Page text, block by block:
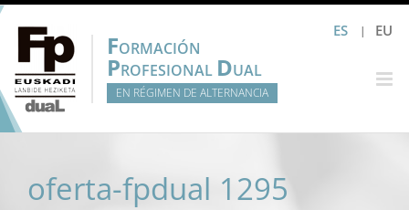
Saltar
contenido
ES EU
FORMACIÓN
PROFESIONAL DUAL
EN RÉGIMEN DE ALTERNANCIA
oferta-fpdual 1295